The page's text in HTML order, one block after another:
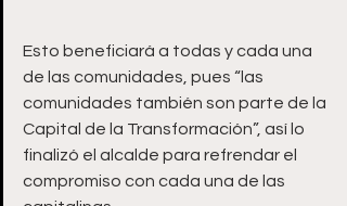
Esto beneficiará a todas y cada una
de las comunidades, pues “las
comunidades también son parte de la
Capital de la Transformación”, así lo
finalizó el alcalde para refrendar el
compromiso con cada una de las